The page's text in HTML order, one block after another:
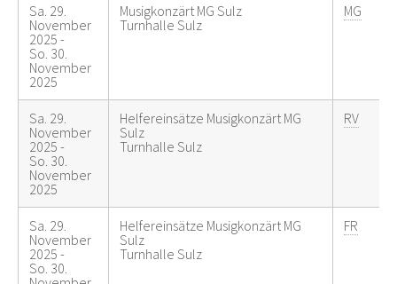
Sa. 29.
November
2025 -
So. 30.
November
2025
Musigkonzärt MG Sulz
Turnhalle Sulz
MG
Sa. 29.
November
2025 -
So. 30.
November
2025
Helfereinsätze Musigkonzärt MG
Sulz
Turnhalle Sulz
RV
Sa. 29.
November
2025 -
So. 30.
Helfereinsätze Musigkonzärt MG
Sulz
Turnhalle Sulz
FR